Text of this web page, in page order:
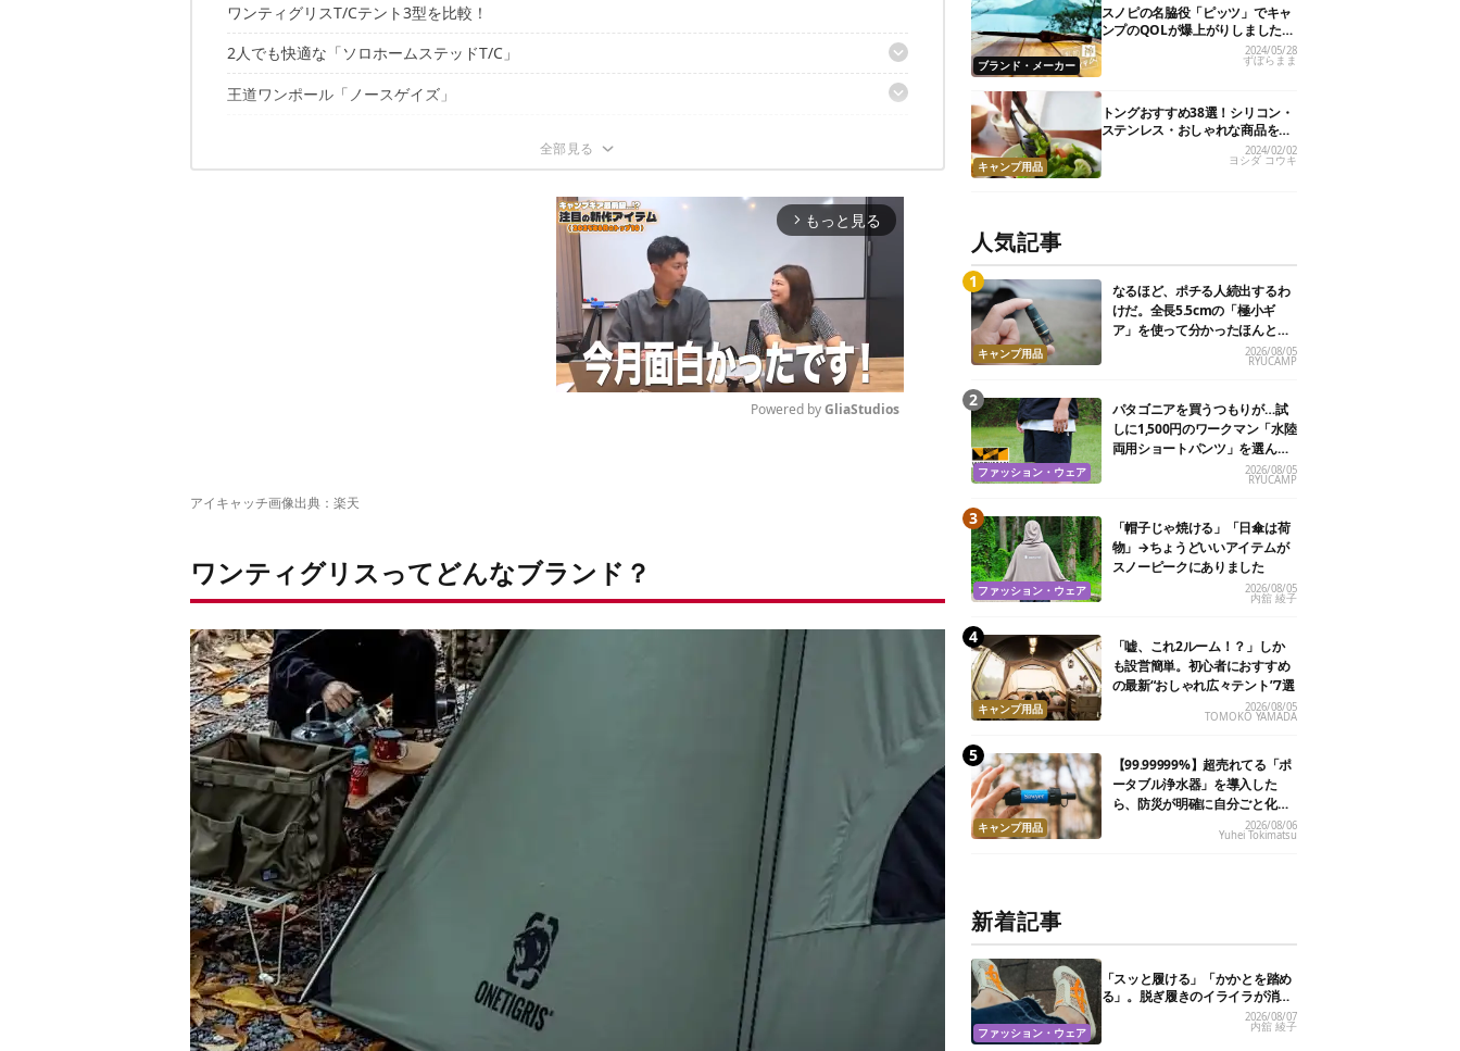
ワンティグリスT/Cテント3型を比較！
2人でも快適な「ソロホームステッドT/C」
重量と収納サイズ
サイズ感・使用感
王道ワンポール「ノースゲイズ」
内容物
ワンティグリスのテントをキャンプシーズンに向けてゲットしてみては？
arrow_forward_ios もっと見る
Powered by GliaStudios
アイキャッチ画像出典： 楽天
ワンティグリスってどんなブランド？
ブランド・メーカー
スノピの名脇役「ピッツ」でキャ
ンプのQOLが爆上がりしました
【私的神アイテム】
2024/05/28
ずぼらまま
キャンプ用品
トングおすすめ38選！シリコン・
ステンレス・おしゃれな商品を紹
介
2024/02/02
ヨシダ コウキ
人気記事
キャンプ用品
なるほど、ポチる人続出するわ
けだ。全長5.5cmの「極小ギ
ア」を使って分かったほんとの
2026/08/05
RYUCAMP
ファッション・ウェア
パタゴニアを買うつもりが…試
しに1,500円のワークマン「水陸
両用ショートパンツ」を選んだ
2026/08/05
RYUCAMP
ファッション・ウェア
「帽子じゃ焼ける」「日傘は荷
物」→ちょうどいいアイテムが
スノーピークにありました
2026/08/05
内舘 綾子
キャンプ用品
「嘘、これ2ルーム！？」しか
も設営簡単。初心者におすすめ
の最新“おしゃれ広々テント”7選
2026/08/05
TOMOKO YAMADA
キャンプ用品
【99.99999%】超売れてる「ポ
ータブル浄水器」を導入した
ら、防災が明確に自分ごと化し
2026/08/06
Yuhei Tokimatsu
新着記事
ファッション・ウェア
「スッと履ける」「かかとを踏め
る」。脱ぎ履きのイライラが消え
る快適“スニーカーサンダル”6選
2026/08/07
内舘 綾子